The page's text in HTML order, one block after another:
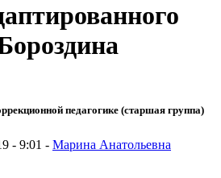
педагогике (старшая группа)
- 9:01 - Марина Анатольевна